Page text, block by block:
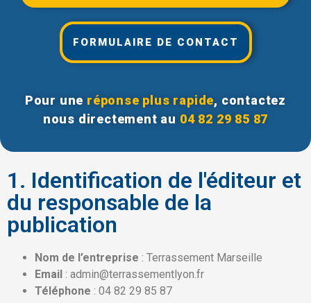
FORMULAIRE DE CONTACT
Pour une réponse plus rapide, contactez
nous directement au 04 82 29 85 87
1. Identification de l'éditeur et
du responsable de la
publication
Nom de l’entreprise : Terrassement Marseille
Email : admin@terrassementlyon.fr
Téléphone : 04 82 29 85 87